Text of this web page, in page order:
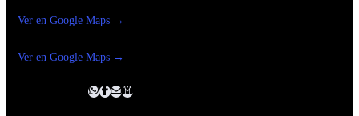
Ver en Google Maps →
Ver en Google Maps →